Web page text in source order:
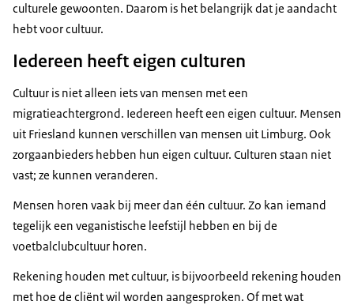
culturele gewoonten. Daarom is het belangrijk dat je aandacht
hebt voor cultuur.
Iedereen heeft eigen culturen
Cultuur is niet alleen iets van mensen met een
migratieachtergrond. Iedereen heeft een eigen cultuur. Mensen
uit Friesland kunnen verschillen van mensen uit Limburg. Ook
zorgaanbieders hebben hun eigen cultuur. Culturen staan niet
vast; ze kunnen veranderen.
Mensen horen vaak bij meer dan één cultuur. Zo kan iemand
tegelijk een veganistische leefstijl hebben en bij de
voetbalclubcultuur horen.
Rekening houden met cultuur, is bijvoorbeeld rekening houden
met hoe de cliënt wil worden aangesproken. Of met wat